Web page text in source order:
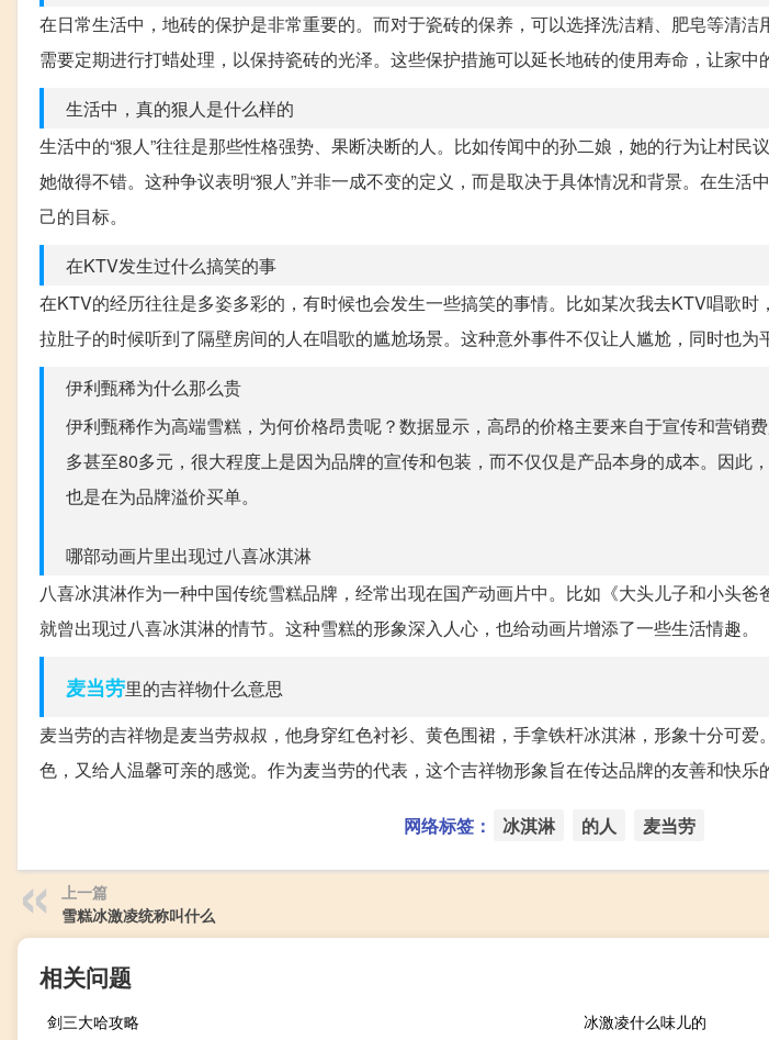
在日常生活中，地砖的保护是非常重要的。而对于瓷砖的保养，可以选择洗洁精、肥皂等清
需要定期进行打蜡处理，以保持瓷砖的光泽。这些保护措施可以延长地砖的使用寿命，让家中
生活中，真的狠人是什么样的
生活中的“狠人”往往是那些性格强势、果断决断的人。比如传闻中的孙二娘，她的行为让村民
她做得不错。这种争议表明“狠人”并非一成不变的定义，而是取决于具体情况和背景。在生活
己的目标。
在KTV发生过什么搞笑的事
在KTV的经历往往是多姿多彩的，有时候也会发生一些搞笑的事情。比如某次我去KTV唱歌
拉肚子的时候听到了隔壁房间的人在唱歌的尴尬场景。这种意外事件不仅让人尴尬，同时也为
伊利甄稀为什么那么贵
伊利甄稀作为高端雪糕，为何价格昂贵呢？数据显示，高昂的价格主要来自于宣传和营销
多甚至80多元，很大程度上是因为品牌的宣传和包装，而不仅仅是产品本身的成本。因此
也是在为品牌溢价买单。
哪部动画片里出现过八喜冰淇淋
八喜冰淇淋作为一种中国传统雪糕品牌，经常出现在国产动画片中。比如《大头儿子和小头爸
就曾出现过八喜冰淇淋的情节。这种雪糕的形象深入人心，也给动画片增添了一些生活情趣。
麦当劳里的吉祥物什么意思
麦当劳的吉祥物是麦当劳叔叔，他身穿红色衬衫、黄色围裙，手拿铁杆冰淇淋，形象十分可
色，又给人温馨可亲的感觉。作为麦当劳的代表，这个吉祥物形象旨在传达品牌的友善和快乐
网络标签： 冰淇淋 的人 麦当劳
上一篇
雪糕冰激凌统称叫什么
相关问题
剑三大哈攻略 冰激凌什么味儿的